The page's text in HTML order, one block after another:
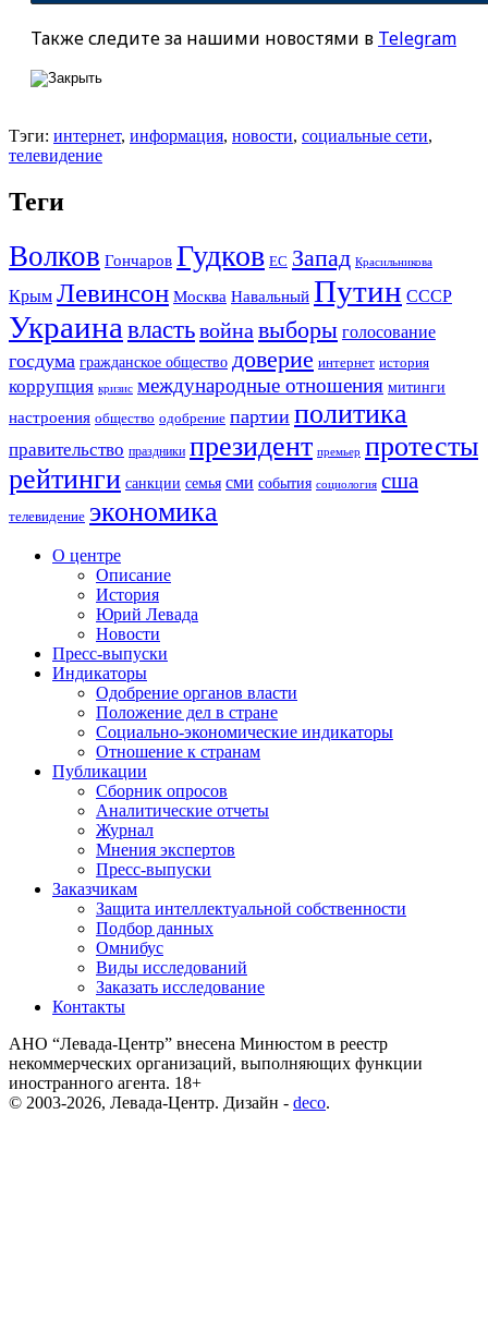
Также следите за нашими новостями в Telegram
Тэги: интернет, информация, новости, социальные сети,
телевидение
Теги
Волков Гончаров Гудков ЕС Запад Красильникова
Крым Левинсон Москва Навальный Путин СССР
Украина властьвойна выборы голосование
госдума гражданское общество доверие интернет история
коррупция кризис международные отношения митинги
настроения общество одобрение партии политика
правительство праздники президент премьер протесты
рейтинги санкции семья сми события социология сша
телевидение экономика
О центре
Описание
История
Юрий Левада
Новости
Пресс-выпуски
Индикаторы
Одобрение органов власти
Положение дел в стране
Социально-экономические индикаторы
Отношение к странам
Публикации
Сборник опросов
Аналитические отчеты
Журнал
Мнения экспертов
Пресс-выпуски
Заказчикам
Защита интеллектуальной собственности
Подбор данных
Омнибус
Виды исследований
Заказать исследование
Контакты
АНО “Левада-Центр” внесена Минюстом в реестр
некоммерческих организаций, выполняющих функции
иностранного агента. 18+
© 2003-2026, Левада-Центр. Дизайн - deco.